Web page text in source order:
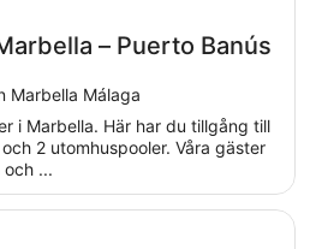
– Puerto Banús
Marbella Málaga
i Marbella. Här har du tillgång till
2 utomhuspooler. Våra gäster
...